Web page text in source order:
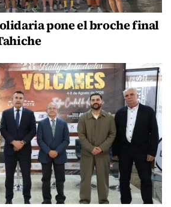
pone el broche final